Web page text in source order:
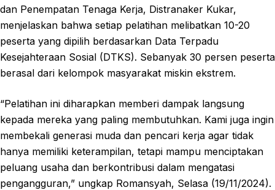
dan Penempatan Tenaga Kerja, Distranaker Kukar,
menjelaskan bahwa setiap pelatihan melibatkan 10-20
peserta yang dipilih berdasarkan Data Terpadu
Kesejahteraan Sosial (DTKS). Sebanyak 30 persen peserta
berasal dari kelompok masyarakat miskin ekstrem.
“Pelatihan ini diharapkan memberi dampak langsung
kepada mereka yang paling membutuhkan. Kami juga ingin
membekali generasi muda dan pencari kerja agar tidak
hanya memiliki keterampilan, tetapi mampu menciptakan
peluang usaha dan berkontribusi dalam mengatasi
pengangguran,” ungkap Romansyah, Selasa (19/11/2024).